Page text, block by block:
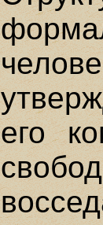
его